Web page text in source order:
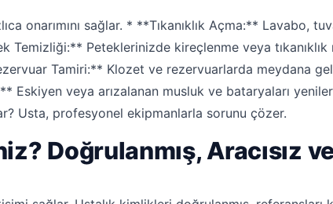
onarımını sağlar. * **Tıkanıklık Açma:** Lavabo,
Temizliği:** Peteklerinizde kireçlenme veya tıkanıklık
Tamiri:** Klozet ve rezervuarlarda meydana
Eskiyen veya arızalanan musluk ve bataryaları
Usta, profesyonel ekipmanlarla sorunu çözer.
Doğrulanmış, Aracısız